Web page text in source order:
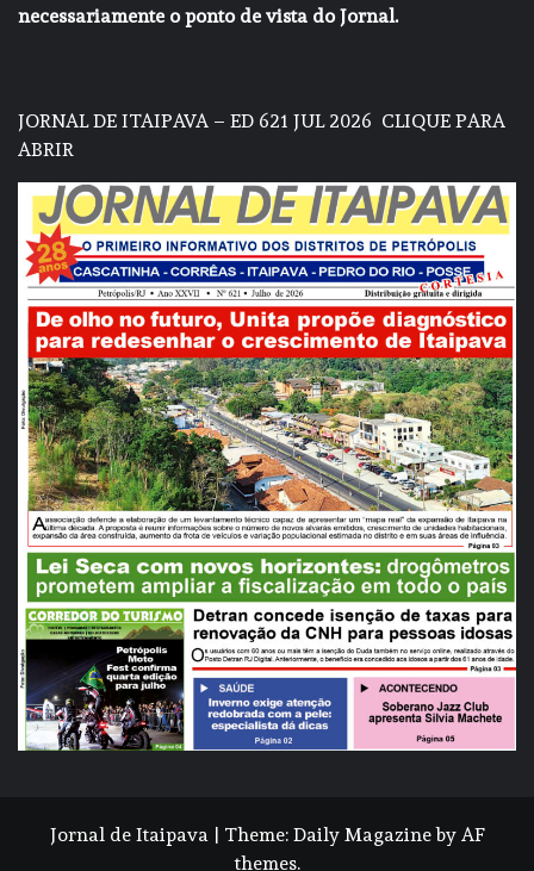
necessariamente o ponto de vista do Jornal.
JORNAL DE ITAIPAVA – ED 621 JUL 2026 CLIQUE PARA
ABRIR
Jornal de Itaipava Theme: Daily Magazineby AF
themes.